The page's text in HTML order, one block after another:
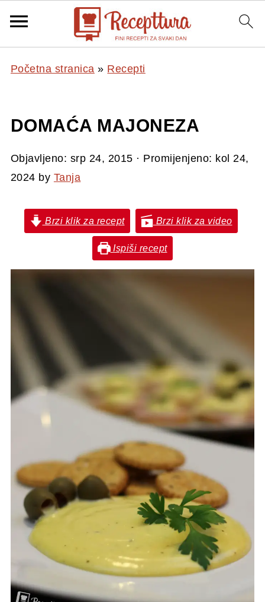
Početna stranica » Recepti
DOMAĆA MAJONEZA
Objavljeno: srp 24, 2015 · Promijenjeno: kol 24,
2024 by Tanja
Brzi klik za recept Brzi klik za video
Ispiši recept